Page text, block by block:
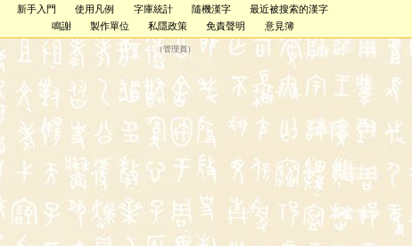
新手入門 使用凡例 字庫統計 隨機漢字
最近被搜索的漢字
鳴謝
製作單位 私隱政策 免責聲明 意見簿
（管理員 ）